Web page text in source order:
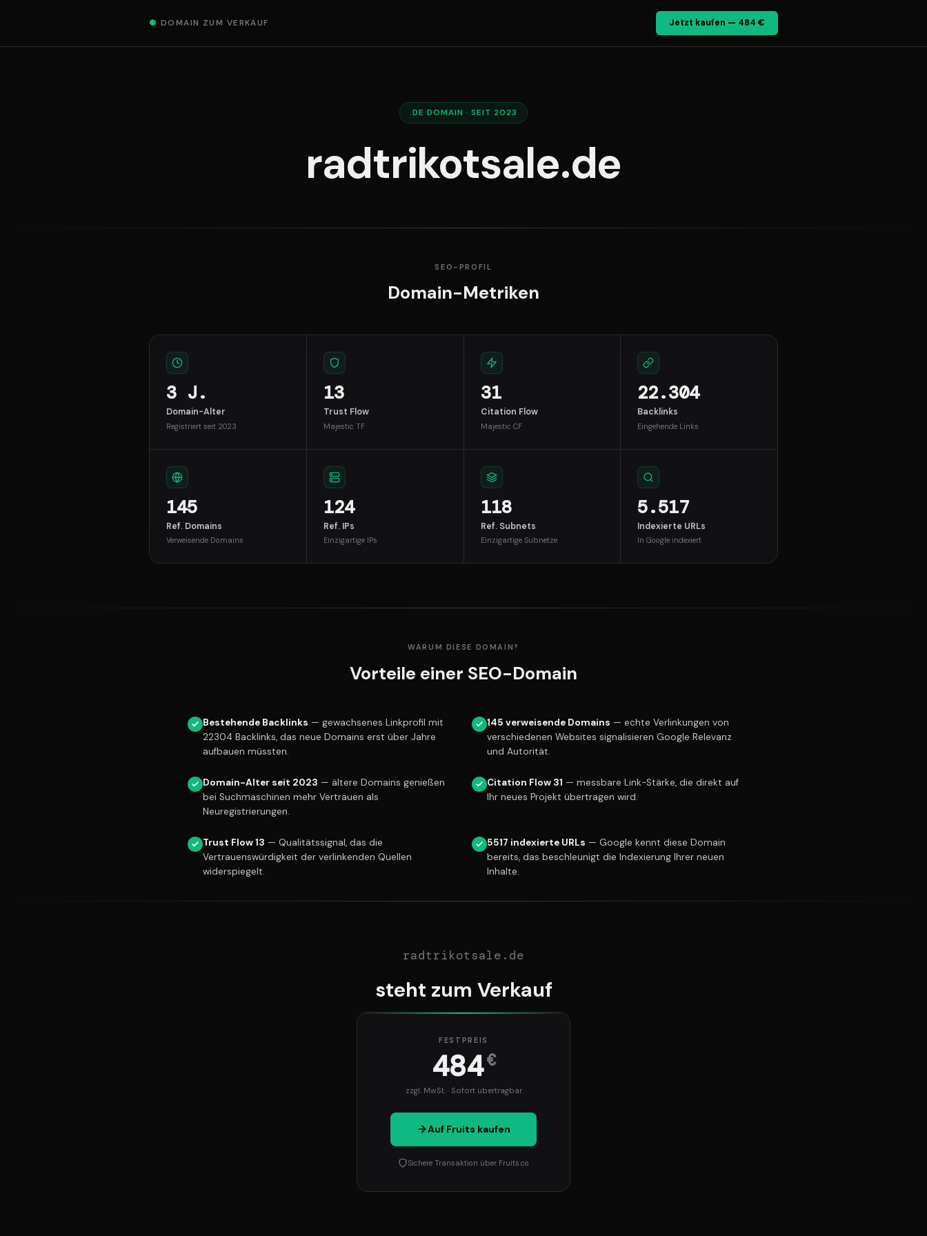
● DOMAIN ZUM VERKAUF Jetzt kaufen — 484 €
.DE DOMAIN · SEIT 2023
radtrikotsale.de
SEO-PROFIL
Domain-Metriken
3 J.
Domain-Alter
Registriert seit 2023
13
Trust Flow
Majestic TF
31
Citation Flow
Majestic CF
22.304
Backlinks
Eingehende Links
145
Ref. Domains
Verweisende Domains
124
Ref. IPs
Einzigartige IPs
118
Ref. Subnets
Einzigartige Subnetze
5.517
Indexierte URLs
In Google indexiert
WARUM DIESE DOMAIN?
Vorteile einer SEO-Domain
Bestehende Backlinks — gewachsenes Linkprofil mit
22304 Backlinks, das neue Domains erst über Jahre
aufbauen müssten.
145 verweisende Domains — echte Verlinkungen von
verschiedenen Websites signalisieren Google Relevanz
und Autorität.
Domain-Alter seit 2023 — ältere Domains genießen
bei Suchmaschinen mehr Vertrauen als
Neuregistrierungen.
Citation Flow 31 — messbare Link-Stärke, die direkt auf
Ihr neues Projekt übertragen wird.
Trust Flow 13 — Qualitätssignal, das die
Vertrauenswürdigkeit der verlinkenden Quellen
widerspiegelt.
5517 indexierte URLs — Google kennt diese Domain
bereits, das beschleunigt die Indexierung Ihrer neuen
Inhalte.
radtrikotsale.de
steht zum Verkauf
FESTPREIS
484€
zzgl. MwSt. · Sofort übertragbar
Auf Fruits kaufen
Sichere Transaktion über Fruits.co